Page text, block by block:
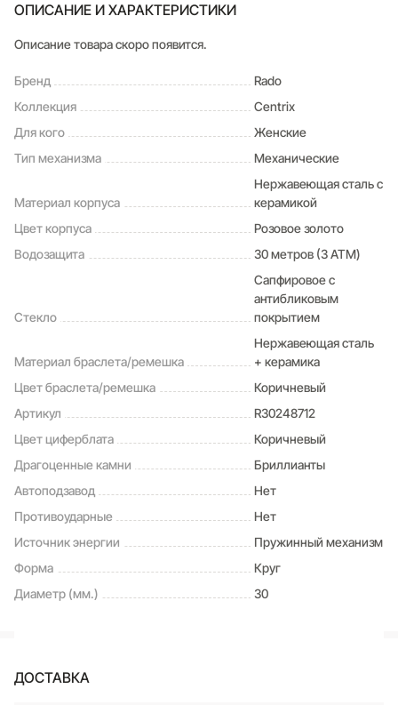
ОПИСАНИЕ И ХАРАКТЕРИСТИКИ
Описание товара скоро появится.
Бренд
Rado
Коллекция
Centrix
Для кого
Женские
Тип механизма
Механические
Материал корпуса
Нержавеющая сталь с
керамикой
Цвет корпуса
Розовое золото
Водозащита
30 метров (3 ATM)
Стекло
Сапфировое с
антибликовым
покрытием
Материал браслета/ремешка
Нержавеющая сталь
+ керамика
Цвет браслета/ремешка
Коричневый
Артикул
R30248712
Цвет циферблата
Коричневый
Драгоценные камни
Бриллианты
Автоподзавод
Нет
Противоударные
Нет
Источник энергии
Пружинный механизм
Форма
Круг
Диаметр (мм.)
30
ДОСТАВКА